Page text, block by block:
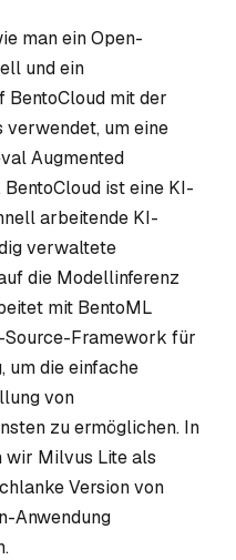
man ein Open-
und ein
BentoCloud mit der
um eine
Augmented
ist eine KI-
arbeitende KI-
verwaltete
die Modellinferenz
mit BentoML
Source-Framework für
um die einfache
von
zu ermöglichen. In
wir Milvus Lite als
Version von
Anwendung